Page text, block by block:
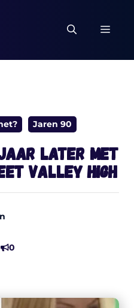
Jaren 90
jaar later met
Valley High
0